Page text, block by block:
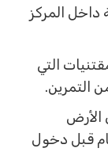
المركز
التي
قبل دخول